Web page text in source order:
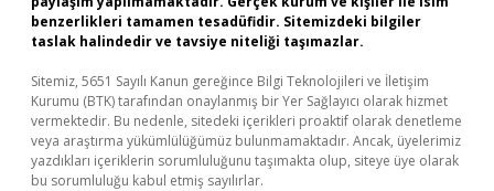
benzerlikleri tamamen tesadüfidir. Sitemizdeki bilgiler
taslak halindedir ve tavsiye niteliği taşımazlar.
Sitemiz, 5651 Sayılı Kanun gereğince Bilgi Teknolojileri ve İletişim
Kurumu (BTK) tarafından onaylanmış bir Yer Sağlayıcı olarak hizmet
vermektedir. Bu nedenle, sitedeki içerikleri proaktif olarak denetleme
veya araştırma yükümlülüğümüz bulunmamaktadır. Ancak, üyelerimiz
yazdıkları içeriklerin sorumluluğunu taşımakta olup, siteye üye olarak
bu sorumluluğu kabul etmiş sayılırlar.